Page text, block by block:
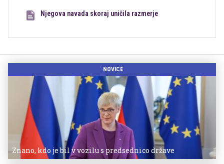
Njegova navada skoraj uničila razmerje
NOVICE
Znano, kdo je bil v vozilu s predsednico države